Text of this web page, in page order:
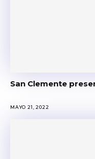
San Clemente
MAYO 21, 2022